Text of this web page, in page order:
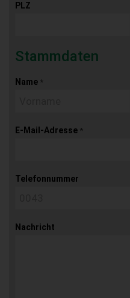
PLZ
Stammdaten
Name *
E-Mail-Adresse *
Telefonnummer
Nachricht